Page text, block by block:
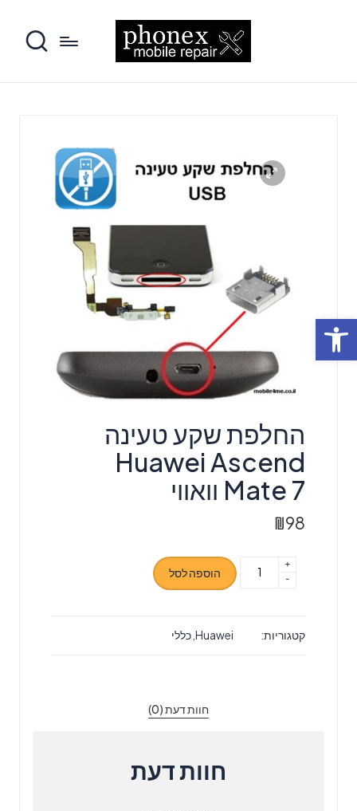
פתח סרגל נגישות
‏החלפת שקע טעינה
Huawei Ascend
Mate 7 וואווי
₪98
כמות
טעינה
-
+
הוספה לסל
קטגוריות: Huawei כללי
חוות דעת (0)
חוות דעת